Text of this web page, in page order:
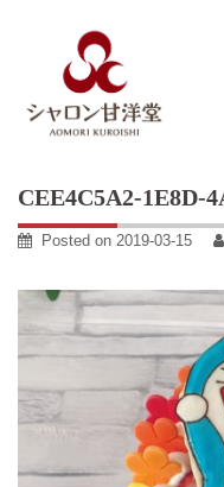
CEE4C5A2-1E8D-
Posted on 2019-03-15